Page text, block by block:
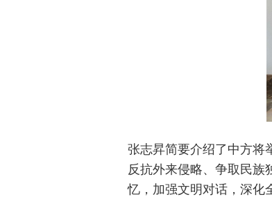
张志昇简要介绍了中方将
反抗外来侵略、争取民族
忆，加强文明对话，深化